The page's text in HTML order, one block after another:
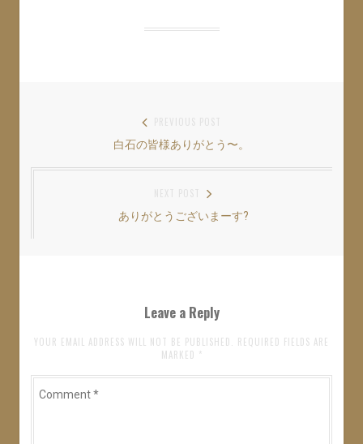
ナ
Previous
post:
白石の皆様ありがとう〜。
Next
ありがとうございまーす?
Leave a Reply
YOUR EMAIL ADDRESS WILL NOT BE PUBLISHED. REQUIRED FIELDS ARE
MARKED *